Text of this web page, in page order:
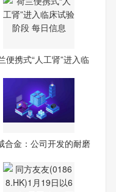
便携式“人工肾”进入临
合金：公司开发的耐磨